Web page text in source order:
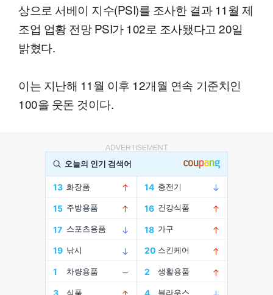
상으로 서베이 지수(PSI)를 조사한 결과 11월 제
조업 업황 전망 PSI가 102로 조사됐다고 20일
밝혔다.
이는 지난해 11월 이후 12개월 연속 기준치인
100을 웃돈 것이다.
ADVERTISEMENT